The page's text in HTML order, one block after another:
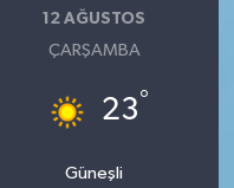
12 AĞUSTOS
ÇARŞAMBA
23°
Güneşli